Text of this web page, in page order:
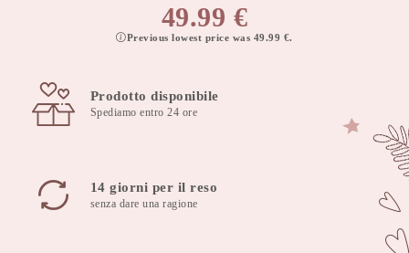
quantità
49.99 €
Previous lowest price was 49.99 €.
Prodotto disponibile
Spediamo entro 24 ore
14 giorni per il reso
senza dare una ragione